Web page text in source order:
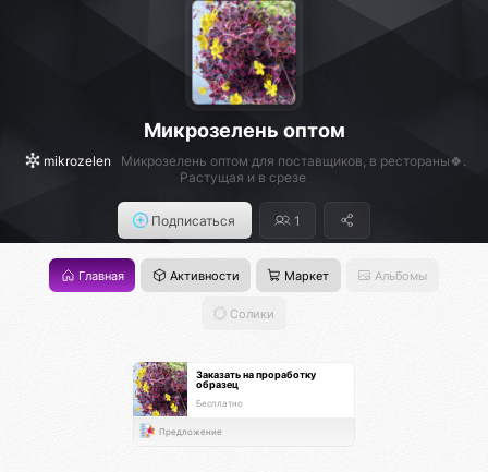
Микрозелень оптом
mikrozelen
Микрозелень оптом для поставщиков, в рестораны🍀.
Растущая и в срезе
Подписаться 1
Главная Активности Маркет Альбомы
Солики
Заказать на проработку
образец
Бесплатно
Предложение